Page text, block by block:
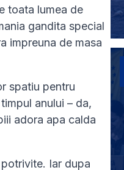
toata lumea de
gandita special
impreuna de masa
spatiu pentru
anului – da,
adora apa calda
Iar dupa